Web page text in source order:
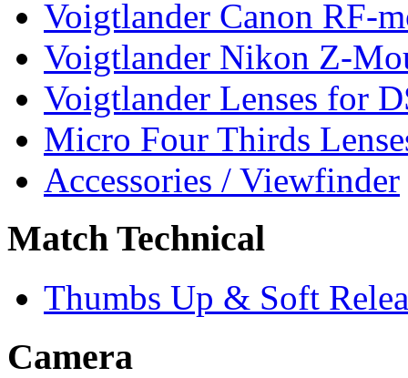
Voigtlander Canon RF-
Voigtlander Nikon Z-
Voigtlander Lenses for
Micro Four Thirds
Accessories / Viewfinder
Match Technical
Thumbs Up & Soft
Camera